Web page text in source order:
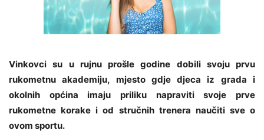
Vinkovci su u rujnu prošle godine dobili svoju prvu
rukometnu akademiju, mjesto gdje djeca iz grada i
okolnih općina imaju priliku napraviti svoje prve
rukometne korake i od stručnih trenera naučiti sve o
ovom sportu.